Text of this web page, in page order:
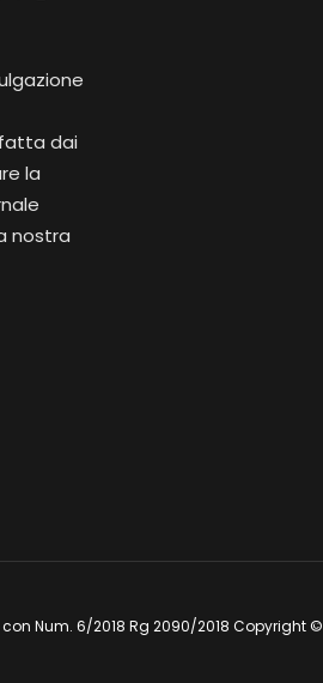
dai
la
nostra
con Num. 6/2018 Rg 2090/2018 Copyright ©